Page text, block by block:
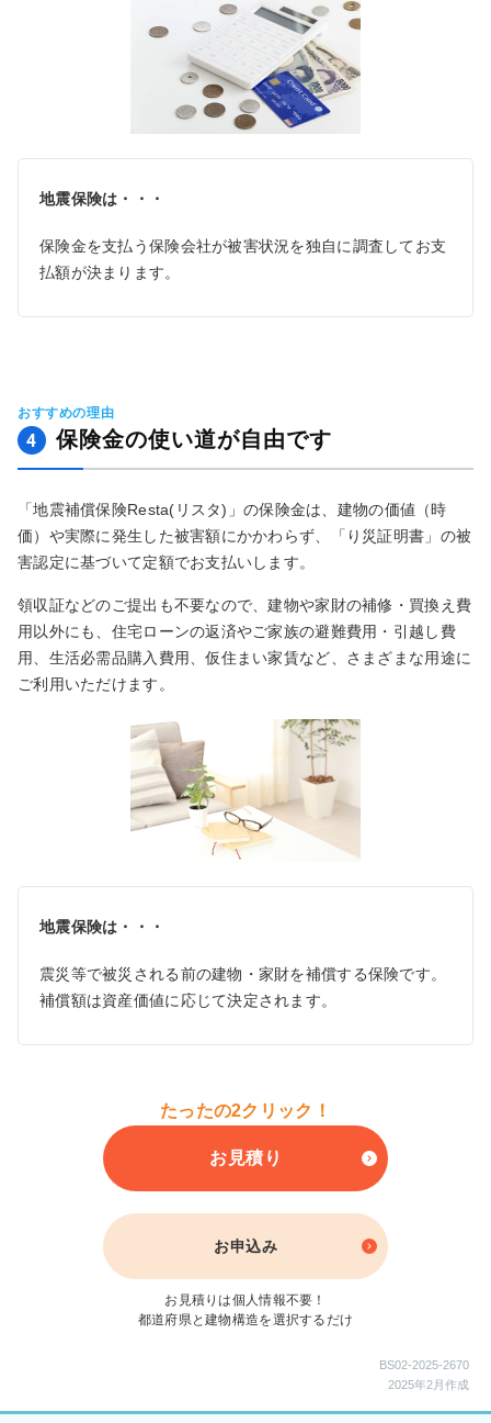
地震保険は・・・
保険金を支払う保険会社が被害状況を独自に調査してお支
払額が決まります。
おすすめの理由
4 保険金の使い道が自由です
「地震補償保険Resta(リスタ)」の保険金は、建物の価値（時
価）や実際に発生した被害額にかかわらず、「り災証明書」の被
害認定に基づいて定額でお支払いします。
領収証などのご提出も不要なので、建物や家財の補修・買換え費
用以外にも、住宅ローンの返済やご家族の避難費用・引越し費
用、生活必需品購入費用、仮住まい家賃など、さまざまな用途に
ご利用いただけます。
地震保険は・・・
震災等で被災される前の建物・家財を補償する保険です。
補償額は資産価値に応じて決定されます。
たったの2クリック！
お見積り
お申込み
お見積りは個人情報不要！
都道府県と建物構造を選択するだけ
BS02-2025-2670
2025年2月作成